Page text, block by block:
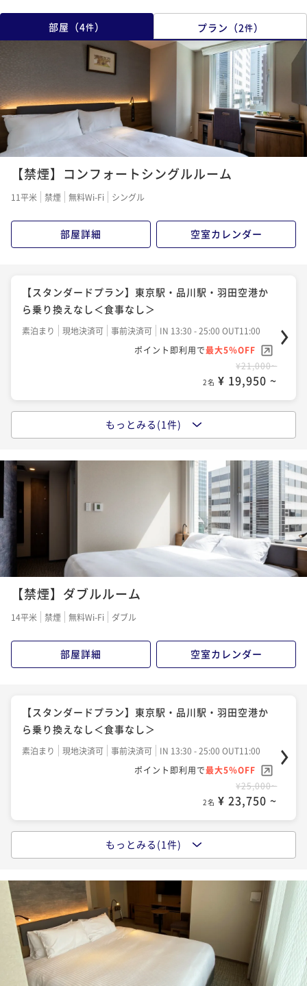
部屋 （4件） プラン （2件）
【禁煙】コンフォートシングルルーム
11平米 禁煙 無料Wi-Fi シングル
部屋詳細 空室カレンダー
【スタンダードプラン】東京駅・品川駅・羽田空港か
ら乗り換えなし＜食事なし＞
素泊まり 現地決済可 事前決済可
IN 13:30 - 25:00 OUT11:00
ポイント即利用で最大5％OFF
¥21,000~
2名 ¥ 19,950 ~
【スタンダードプラン】東京駅・品川駅・羽田空港か
朝食付き 現地決済可
IN 13:30 - 25:00 OUT11:00
ポイント即利用で最大5％OFF
¥24,600~
2名 ¥ 23,370 ~
もっとみる(1件)
【禁煙】ダブルルーム
14平米 禁煙 無料Wi-Fi ダブル
部屋詳細 空室カレンダー
【スタンダードプラン】東京駅・品川駅・羽田空港か
ら乗り換えなし＜食事なし＞
素泊まり 現地決済可 事前決済可
IN 13:30 - 25:00 OUT11:00
ポイント即利用で最大5％OFF
¥25,000~
2名 ¥ 23,750 ~
【スタンダードプラン】東京駅・品川駅・羽田空港か
現地決済可
IN 13:30 - 25:00 OUT11:00
ポイント即利用で
¥28,600~
2名 ¥ 27,170 ~
もっとみる(1件)